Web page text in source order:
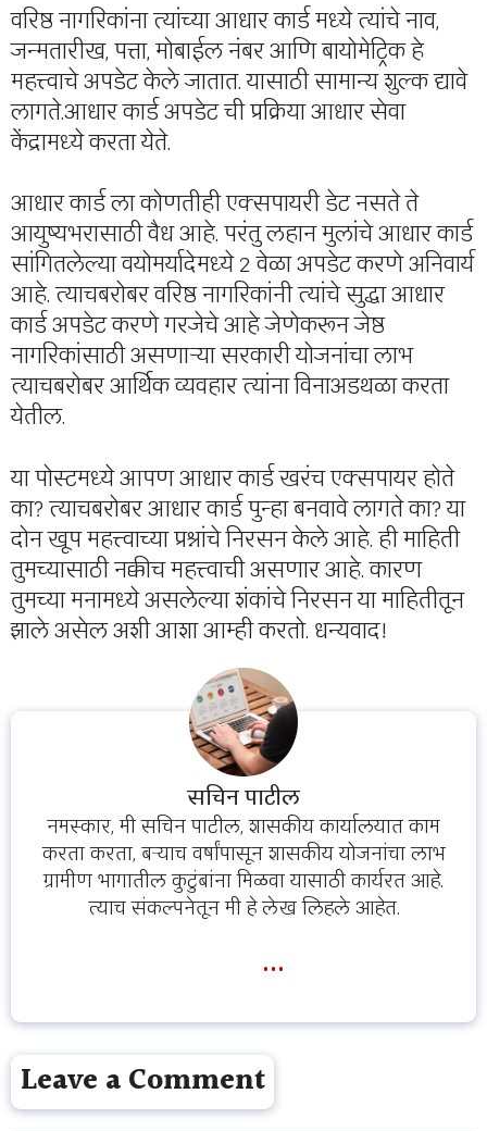
वरिष्ठ नागरिकांना त्यांच्या आधार कार्ड मध्ये त्यांचे नाव,
जन्मतारीख, पत्ता, मोबाईल नंबर आणि बायोमेट्रिक हे
महत्त्वाचे अपडेट केले जातात. यासाठी सामान्य शुल्क द्यावे
लागते‌.आधार कार्ड अपडेट ची प्रक्रिया आधार सेवा
केंद्रामध्ये करता येते.
आधार कार्ड ला कोणतीही एक्सपायरी डेट नसते ते
आयुष्यभरासाठी वैध आहे. परंतु लहान मुलांचे आधार कार्ड
सांगितलेल्या वयोमर्यादेमध्ये 2 वेळा अपडेट करणे अनिवार्य
आहे. त्याचबरोबर वरिष्ठ नागरिकांनी त्यांचे सुद्धा आधार
कार्ड अपडेट करणे गरजेचे आहे जेणेकरून जेष्ठ
नागरिकांसाठी असणाऱ्या सरकारी योजनांचा लाभ
त्याचबरोबर आर्थिक व्यवहार त्यांना विनाअडथळा करता
येतील.
या पोस्टमध्ये आपण आधार कार्ड खरंच एक्सपायर होते
का? त्याचबरोबर आधार कार्ड पुन्हा बनवावे लागते का? या
दोन खूप महत्त्वाच्या प्रश्नांचे निरसन केले आहे. ही माहिती
तुमच्यासाठी नक्कीच महत्त्वाची असणार आहे. कारण
तुमच्या मनामध्ये असलेल्या शंकांचे निरसन या माहितीतून
झाले असेल अशी आशा आम्ही करतो. धन्यवाद!
सचिन पाटील
नमस्कार, मी सचिन पाटील, शासकीय कार्यालयात काम
करता करता, बऱ्याच वर्षांपासून शासकीय योजनांचा लाभ
ग्रामीण भागातील कुटुंबांना मिळवा यासाठी कार्यरत आहे.
त्याच संकल्पनेतून मी हे लेख लिहले आहेत.
...
Leave a Comment